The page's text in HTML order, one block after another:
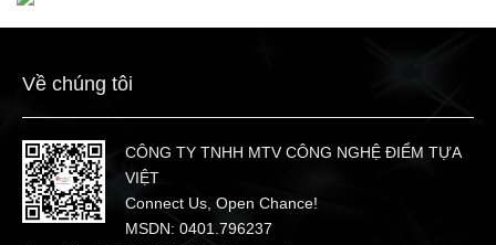
Về chúng tôi
CÔNG TY TNHH MTV CÔNG NGHỆ ĐIỂM TỰA
VIỆT
Connect Us, Open Chance!
MSDN: 0401.796237